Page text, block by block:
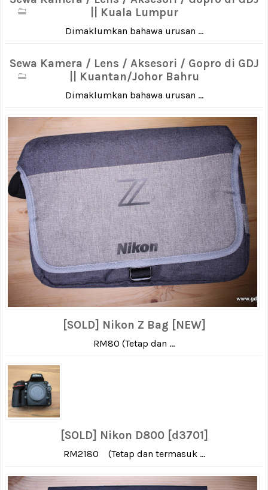
|| Kuala Lumpur
Dimaklumkan bahawa urusan ...
Sewa Kamera / Lens / Aksesori / Gopro di GDJ
|| Kuantan/Johor Bahru
Dimaklumkan bahawa urusan ...
[SOLD] Nikon Z Bag [NEW]
RM80 (Tetap dan ...
[SOLD] Nikon D800 [d3701]
RM2180 (Tetap dan termasuk ...